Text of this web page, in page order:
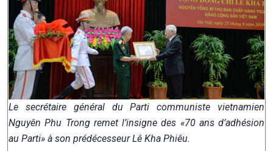
Le secrétaire général du Parti communiste vietnamien
Nguyên Phu Trong remet l’insigne des «70 ans d’adhésion
au Parti» à son prédécesseur Lê Kha Phiêu.